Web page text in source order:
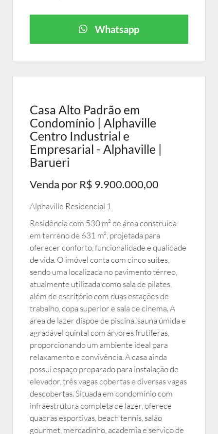
Whatsapp
Casa Alto Padrão em
Condomínio | Alphaville
Centro Industrial e
Empresarial - Alphaville |
Barueri
Venda por R$ 9.900.000,00
Alphaville Residencial 1
Residência com 530 m² de área construída
em terreno de 631 m², projetada para
oferecer conforto, funcionalidade e qualidade
de vida. O imóvel conta com cinco suítes,
sendo uma localizada no pavimento térreo,
atualmente utilizada como sala de pilates,
além de escritório com duas estações de
trabalho, copa superior e sala de cinema. A
área de lazer dispõe de piscina, sauna úmida e
agradável quintal com árvores frutíferas,
proporcionando um ambiente ideal para
relaxamento e convivência. A casa ainda
possui espaço preparado para instalação de
elevador, três vagas cobertas e diversas vagas
descobertas. Situada em condomínio com
infraestrutura completa de lazer, oferece
quadras esportivas, beach tennis, salão
gourmet, mercadinho, academia e serviço de